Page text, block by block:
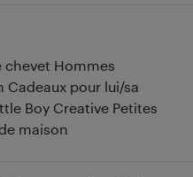
chevet Hommes
Cadeaux pour lui/sa
Boy Creative Petites
maison